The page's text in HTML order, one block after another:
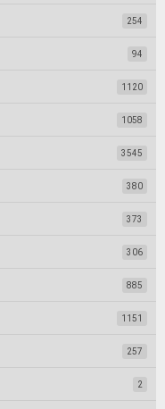
254
94
1120
1058
3545
380
373
306
885
1151
257
2